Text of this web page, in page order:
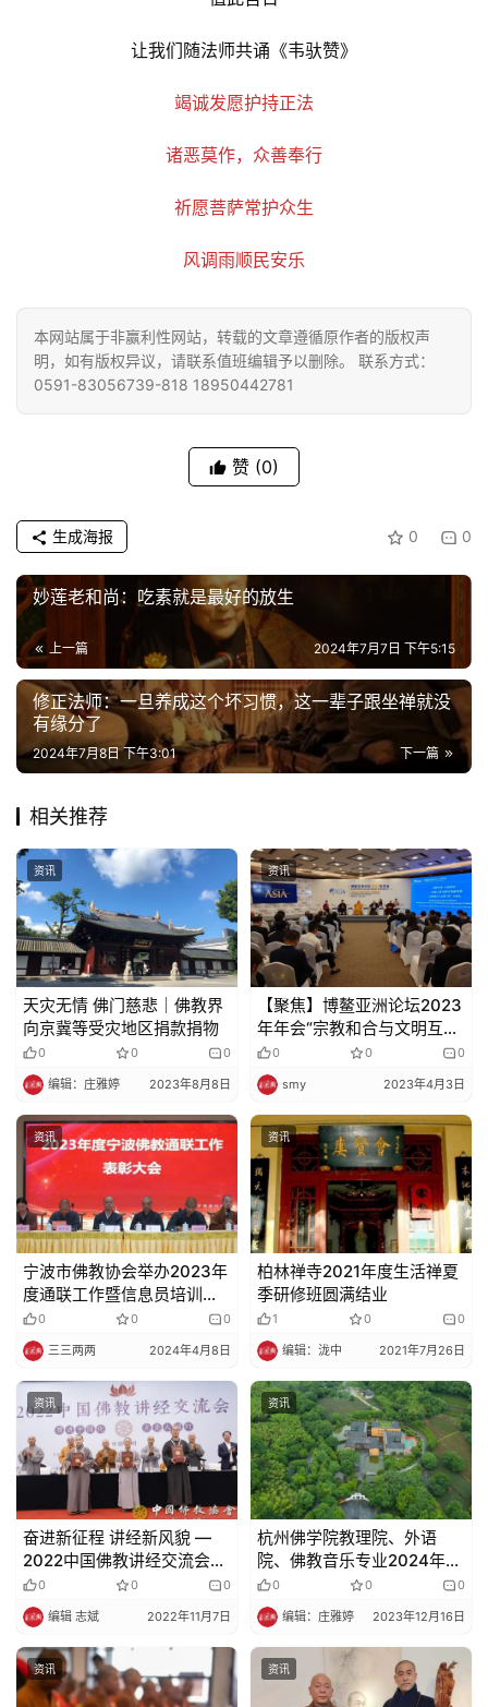
让我们随法师共诵《韦驮赞》
竭诚发愿护持正法
诸恶莫作，众善奉行
祈愿菩萨常护众生
风调雨顺民安乐
本网站属于非赢利性网站，转载的文章遵循原作者的版权声
明，如有版权异议，请联系值班编辑予以删除。 联系方式：
0591-83056739-818 18950442781
赞 (0)
0 0
生成海报
妙莲老和尚：吃素就是最好的放生
上一篇 2024年7月7日 下午5:15
修正法师：一旦养成这个坏习惯，这一辈子跟坐禅就没
有缘分了
下一篇
2024年7月8日 下午3:01
相关推荐
资讯
天灾无情 佛门慈悲｜佛教界
向京冀等受灾地区捐款捐物
0 0 0
编辑：庄雅婷 2023年8月8日
资讯
【聚焦】博鳌亚洲论坛2023
年年会“宗教和合与文明互
鉴”分论坛举行
0 0 0
smy 2023年4月3日
资讯
宁波市佛教协会举办2023年
度通联工作暨信息员培训会
议0 0 0
三三两两 2024年4月8日
资讯
柏林禅寺2021年度生活禅夏
季研修班圆满结业
1 0 0
编辑：泷中 2021年7月26日
资讯
奋进新征程 讲经新风貌 —
2022中国佛教讲经交流会圆
满闭幕
0 0 0
编辑 志斌 2022年11月7日
资讯
杭州佛学院教理院、外语
院、佛教音乐专业2024年招
生简章
0 0 0
编辑：庄雅婷 2023年12月16日
资讯 资讯